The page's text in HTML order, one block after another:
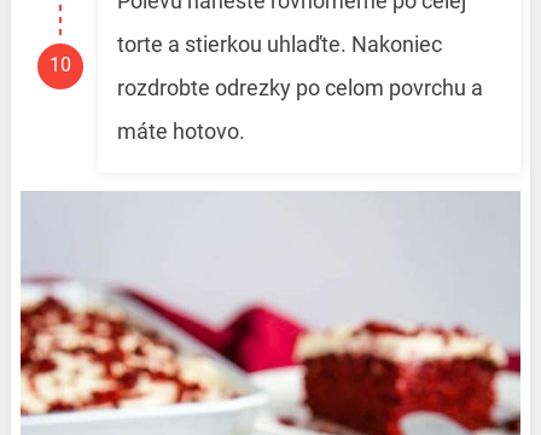
torte a stierkou uhlaďte. Nakoniec
rozdrobte odrezky po celom povrchu a
máte hotovo.